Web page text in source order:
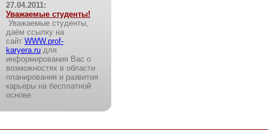
27.04.2011:
Уважаемые студенты!
Уважаемые студенты,
даём ссылку на
сайт WWW.prof-
karyera.ru для
информирования Вас о
возможностях в области
планирования и развития
карьеры на бесплатной
основе.